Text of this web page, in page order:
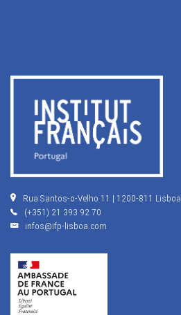
Rua Santos-o-Velho 11 | 1200-811 Lisboa
(+351) 21 393 92 70
infos@ifp-lisboa.com